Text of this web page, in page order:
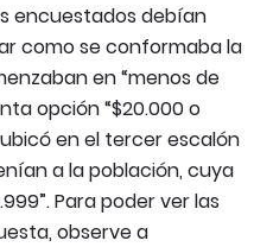
encuestados debían
como se conformaba la
en “menos de
opción “$20.000 o
en el tercer escalón
a la población, cuya
Para poder ver las
observe a